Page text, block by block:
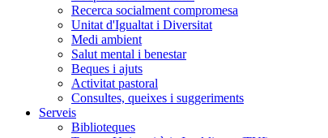
Recerca socialment compromesa
Unitat d'Igualtat i Diversitat
Medi ambient
Salut mental i benestar
Beques i ajuts
Activitat pastoral
Consultes, queixes i suggeriments
Serveis
Biblioteques